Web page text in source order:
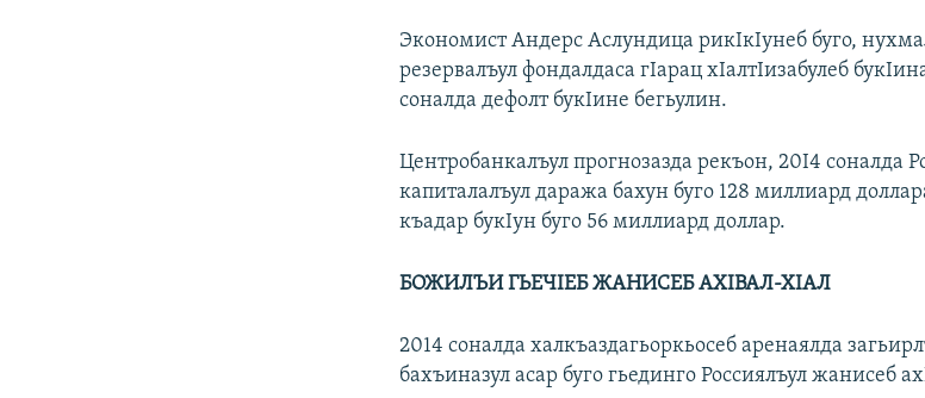
Экономист Андерс Аслундица рикIкIунеб буго,
резервалъул фондалдаса гIарац хIалтIизабулеб
соналда дефолт букIине бегьулин.
Центробанкалъул прогнозазда рекъон, 20I4 соналда
капиталалъул даража бахун буго 128 миллиард
къадар букIун буго 56 миллиард доллар.
БОЖИЛЪИ ГЬЕЧIЕБ ЖАНИСЕБ АХIВАЛ-ХIАЛ
2014 соналда халкъаздагьоркьосеб аренаялда
бахъиназул асар буго гьединго Россиялъул жанисеб